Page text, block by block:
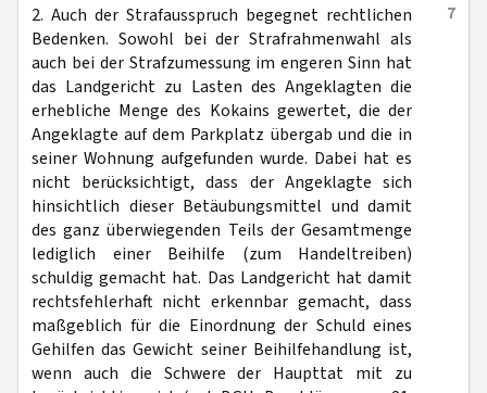
7
2. Auch der Strafausspruch begegnet rechtlichen
Bedenken. Sowohl bei der Strafrahmenwahl als
auch bei der Strafzumessung im engeren Sinn hat
das Landgericht zu Lasten des Angeklagten die
erhebliche Menge des Kokains gewertet, die der
Angeklagte auf dem Parkplatz übergab und die in
seiner Wohnung aufgefunden wurde. Dabei hat es
nicht berücksichtigt, dass der Angeklagte sich
hinsichtlich dieser Betäubungsmittel und damit
des ganz überwiegenden Teils der Gesamtmenge
lediglich einer Beihilfe (zum Handeltreiben)
schuldig gemacht hat. Das Landgericht hat damit
rechtsfehlerhaft nicht erkennbar gemacht, dass
maßgeblich für die Einordnung der Schuld eines
Gehilfen das Gewicht seiner Beihilfehandlung ist,
wenn auch die Schwere der Haupttat mit zu